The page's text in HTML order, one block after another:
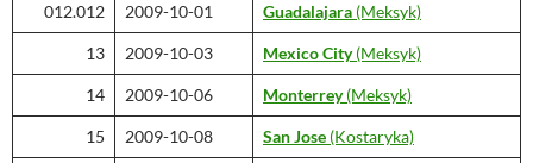
012.012 2009-10-01 Guadalajara (Meksyk)
13 2009-10-03 Mexico City(Meksyk)
14 2009-10-06 Monterrey(Meksyk)
15 2009-10-08 San Jose (Kostaryka)